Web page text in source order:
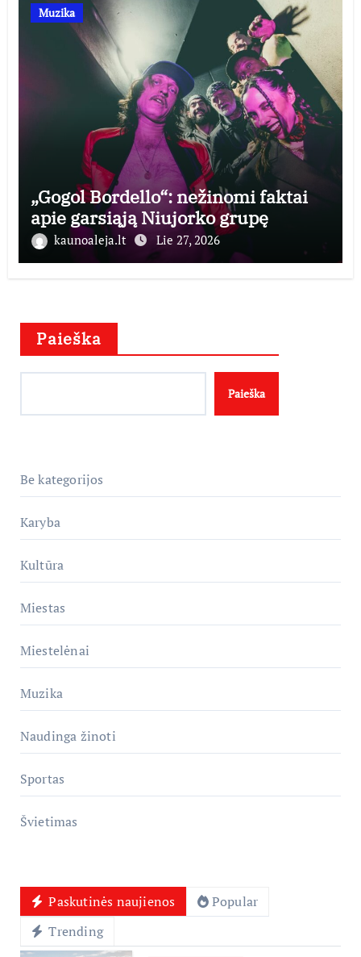
Muzika
„Gogol Bordello“: nežinomi faktai
apie garsiąją Niujorko grupę
kaunoaleja.lt Lie 27, 2026
Paieška
Paieška
Be kategorijos
Karyba
Kultūra
Miestas
Miestelėnai
Muzika
Naudinga žinoti
Sportas
Švietimas
Paskutinės naujienos
Popular
Trending